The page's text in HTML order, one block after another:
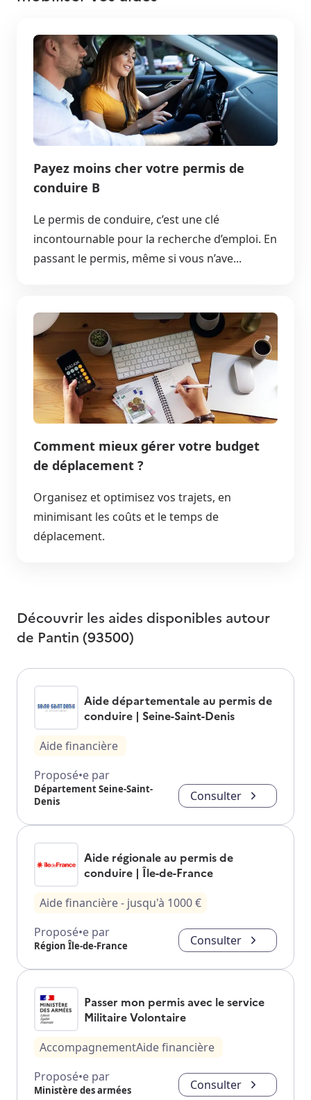
Payez moins cher votre permis de
conduire B
Le permis de conduire, c’est une clé
incontournable pour la recherche d’emploi. En
passant le permis, même si vous n’ave...
Comment mieux gérer votre budget
de déplacement ?
Organisez et optimisez vos trajets, en
minimisant les coûts et le temps de
déplacement.
Découvrir les aides disponibles autour
de Pantin (93500)
Aide départementale au permis de
conduire | Seine-Saint-Denis
Aide financière
Proposé•e par
Département Seine-Saint-
Denis
Consulter
Aide régionale au permis de
conduire | Île-de-France
Aide financière- jusqu'à 1000€
Proposé•e par
Région Île-de-France Consulter
Passer mon permis avec le service
Militaire Volontaire
AccompagnementAide financière
Proposé•e par
Ministère des armées Consulter